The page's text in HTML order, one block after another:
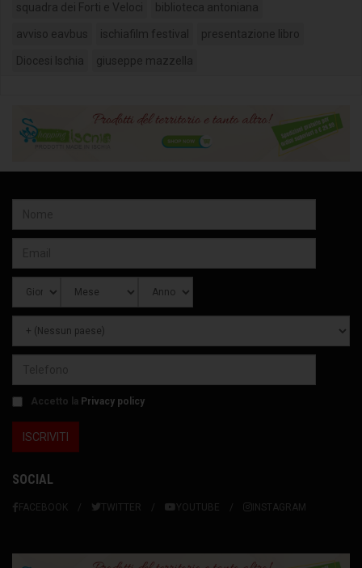
squadra dei Forti e Veloci biblioteca antoniana
avviso eavbus ischiafilm festival presentazione libro
Diocesi Ischia giuseppe mazzella
Accetto la Privacy policy
SOCIAL
FACEBOOK TWITTER YOUTUBE INSTAGRAM